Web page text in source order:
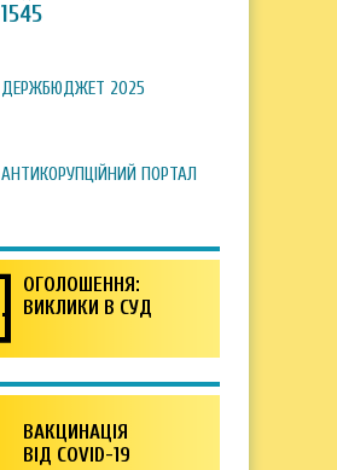
1545
ДЕРЖБЮДЖЕТ 2025
АНТИКОРУПЦІЙНИЙ ПОРТАЛ
ОГОЛОШЕННЯ:
ВИКЛИКИ В СУД
ВАКЦИНАЦІЯ
ВІД COVID-19